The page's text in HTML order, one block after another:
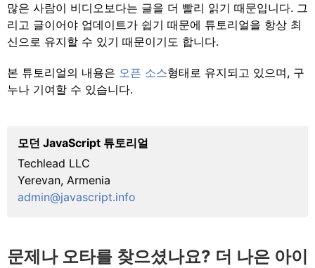
많은 사람이 비디오보다는 글을 더 빨리 읽기 때문입니다. 그
리고 글이어야 업데이트가 쉽기 때문에 튜토리얼을 항상 최
신으로 유지할 수 있기 때문이기도 합니다.
본 튜토리얼의 내용은 오픈 소스형태로 유지되고 있으며, 구
누나 기여할 수 있습니다.
모던 JavaScript 튜토리얼
Techlead LLC
Yerevan, Armenia
admin@javascript.info
문제나 오타를 찾으셨나요? 더 나은 아이